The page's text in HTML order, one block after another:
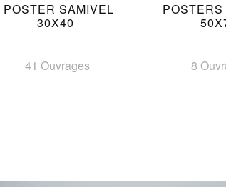
POSTER SAMIVEL
30X40
41 Ouvrages 8